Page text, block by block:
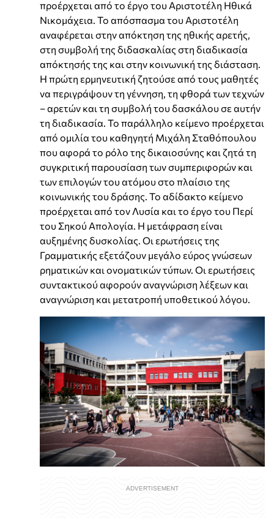
προέρχεται από το έργο του Αριστοτέλη Ηθικά
Νικομάχεια. Το απόσπασμα του Αριστοτέλη
αναφέρεται στην απόκτηση της ηθικής αρετής,
στη συμβολή της διδασκαλίας στη διαδικασία
απόκτησής της και στην κοινωνική της διάσταση.
Η πρώτη ερμηνευτική ζητούσε από τους μαθητές
να περιγράψουν τη γέννηση, τη φθορά των τεχνών
– αρετών και τη συμβολή του δασκάλου σε αυτήν
τη διαδικασία. Το παράλληλο κείμενο προέρχεται
από ομιλία του καθηγητή Μιχάλη Σταθόπουλου
που αφορά το ρόλο της δικαιοσύνης και ζητά τη
συγκριτική παρουσίαση των συμπεριφορών και
των επιλογών του ατόμου στο πλαίσιο της
κοινωνικής του δράσης. Το αδίδακτο κείμενο
προέρχεται από τον Λυσία και το έργο του Περί
του Σηκού Απολογία. Η μετάφραση είναι
αυξημένης δυσκολίας. Οι ερωτήσεις της
Γραμματικής εξετάζουν μεγάλο εύρος γνώσεων
ρηματικών και ονοματικών τύπων. Οι ερωτήσεις
συντακτικού αφορούν αναγνώριση λέξεων και
αναγνώριση και μετατροπή υποθετικού λόγου.